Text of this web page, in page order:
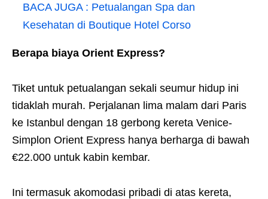
BACA JUGA : Petualangan Spa dan
Kesehatan di Boutique Hotel Corso
Berapa biaya Orient Express?
Tiket untuk petualangan sekali seumur hidup ini
tidaklah murah. Perjalanan lima malam dari Paris
ke Istanbul dengan 18 gerbong kereta Venice-
Simplon Orient Express hanya berharga di bawah
€22.000 untuk kabin kembar.
Ini termasuk akomodasi pribadi di atas kereta,